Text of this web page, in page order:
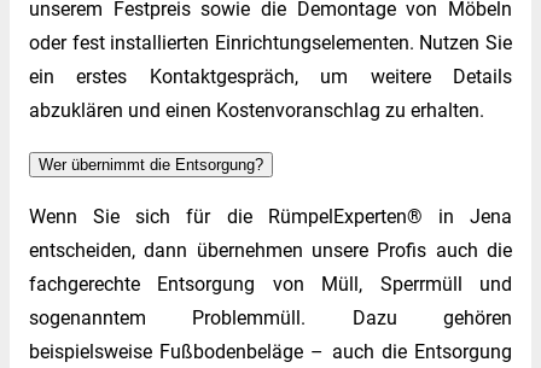
unserem Festpreis sowie die Demontage von Möbeln
oder fest installierten Einrichtungselementen. Nutzen Sie
ein erstes Kontaktgespräch, um weitere Details
abzuklären und einen Kostenvoranschlag zu erhalten.
Wer übernimmt die Entsorgung?
Wenn Sie sich für die RümpelExperten® in Jena
entscheiden, dann übernehmen unsere Profis auch die
fachgerechte Entsorgung von Müll, Sperrmüll und
sogenanntem Problemmüll. Dazu gehören
beispielsweise Fußbodenbeläge – auch die Entsorgung